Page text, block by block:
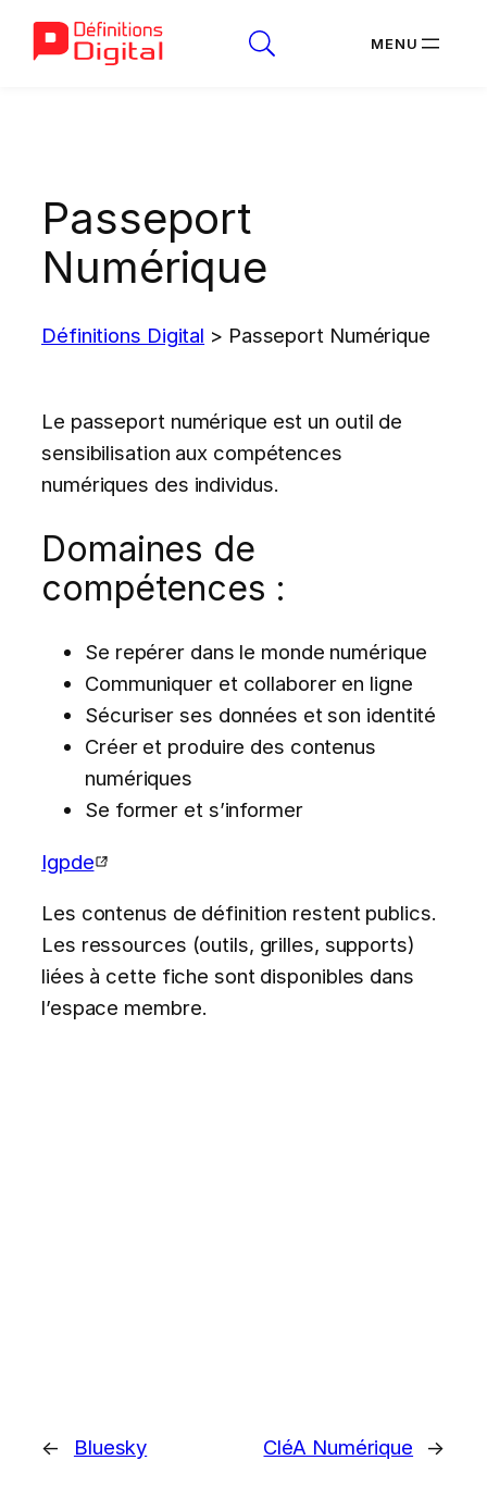
Passeport
Numérique
Définitions Digital > Passeport Numérique
Le passeport numérique est un outil de
sensibilisation aux compétences
numériques des individus.
Domaines de
compétences :
Se repérer dans le monde numérique
Communiquer et collaborer en ligne
Sécuriser ses données et son identité
Créer et produire des contenus
numériques
Se former et s’informer
Igpde
Les contenus de définition restent publics.
Les ressources (outils, grilles, supports)
liées à cette fiche sont disponibles dans
l’espace membre.
← Bluesky CléA Numérique →